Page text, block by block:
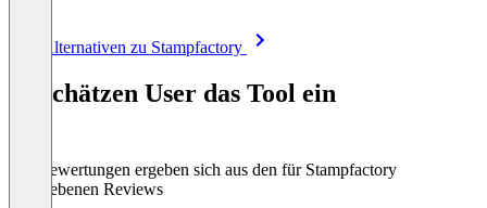
Alle Alternativen zu Stampfactory
So schätzen User das Tool ein
Die Bewertungen ergeben sich aus den für Stampfactory
abgegebenen Reviews